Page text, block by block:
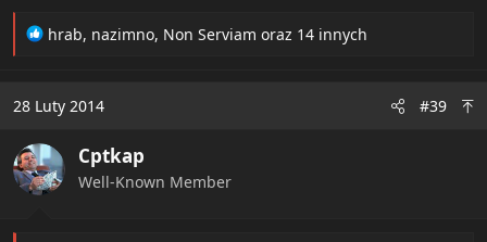
R
t
o
n
s
hrab, nazimno, Non Serviam oraz 14 innych
28 Luty 2014 #39
Cptkap
Well-Known Member